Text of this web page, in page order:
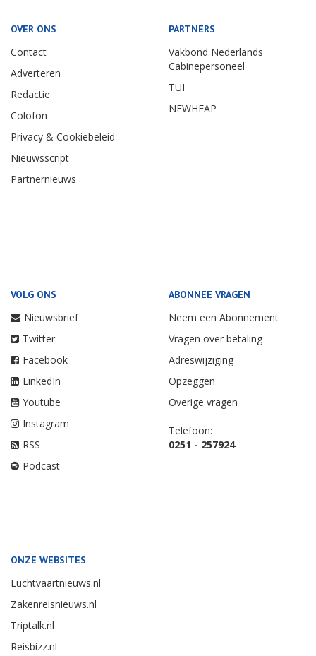
OVER ONS
Contact
Adverteren
Redactie
Colofon
Privacy & Cookiebeleid
Nieuwsscript
Partnernieuws
PARTNERS
Vakbond Nederlands
Cabinepersoneel
TUI
NEWHEAP
VOLG ONS
Nieuwsbrief
Twitter
Facebook
LinkedIn
Youtube
Instagram
RSS
Podcast
ABONNEE VRAGEN
Neem een Abonnement
Vragen over betaling
Adreswijziging
Opzeggen
Overige vragen
Telefoon:
0251 - 257924
ONZE WEBSITES
Luchtvaartnieuws.nl
Zakenreisnieuws.nl
Triptalk.nl
Reisbizz.nl